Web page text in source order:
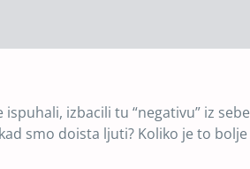
izbacili tu “negativu” iz
smo doista ljuti? Koliko je to